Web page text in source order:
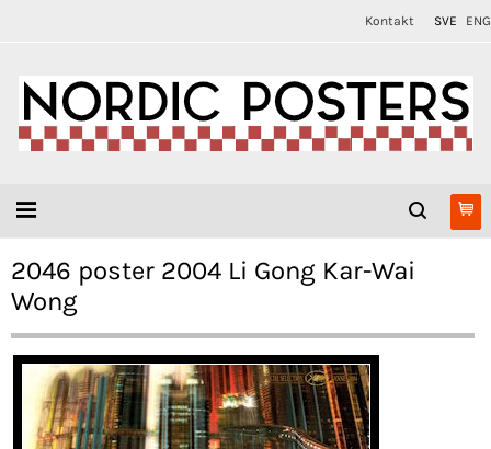
Kontakt SVE ENG
2046 poster 2004 Li Gong Kar-Wai
Wong